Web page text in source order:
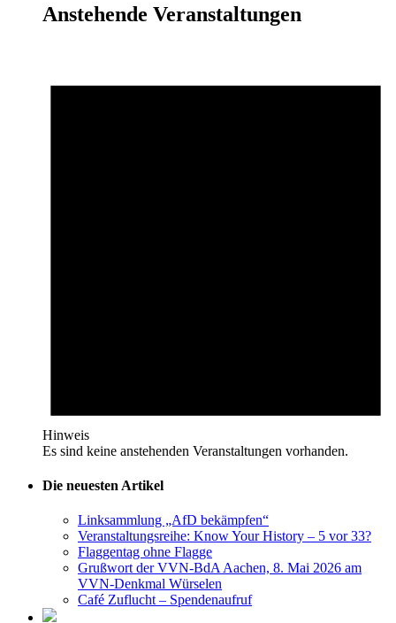
Anstehende Veranstaltungen
Hinweis
Es sind keine anstehenden Veranstaltungen vorhanden.
Die neuesten Artikel
Linksammlung „AfD bekämpfen“
Veranstaltungsreihe: Know Your History – 5 vor 33?
Flaggentag ohne Flagge
Grußwort der VVN-BdA Aachen, 8. Mai 2026 am
VVN-Denkmal Würselen
Café Zuflucht – Spendenaufruf